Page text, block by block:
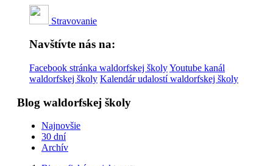
Stravovanie
Navštívte nás na:
Facebook stránka waldorfskej školyYoutube kanál
waldorfskej školy Kalendár udalostí waldorfskej školy
Blog waldorfskej školy
Najnovšie
30 dní
Archív